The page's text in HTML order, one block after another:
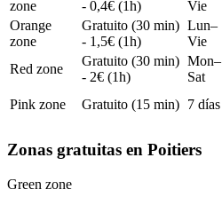
zone
- 0,4€ (1h)
Vie
Orange
zone
Gratuito (30 min)
- 1,5€ (1h)
Lun–
Vie
Red zone
Gratuito (30 min)
- 2€ (1h)
Mon–
Sat
Pink zone Gratuito (15 min) 7 días
Zonas gratuitas en Poitiers
Green zone